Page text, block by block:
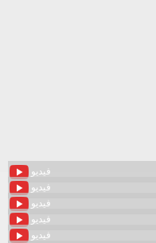
فيديو
فيديو
فيديو
فيديو
فيديو